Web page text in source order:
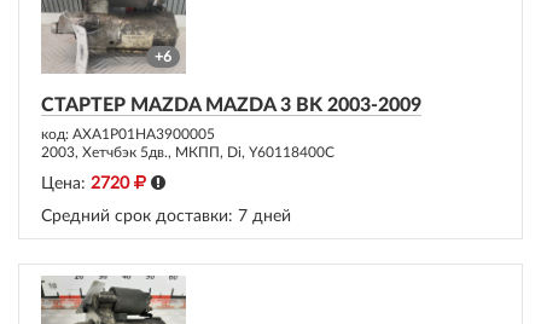
+6
СТАРТЕР MAZDA MAZDA 3 BK 2003-2009
код: AXA1P01HA3900005
2003, Хетчбэк 5дв., МКПП, Di, Y60118400C
Цена: 2720
Средний срок доставки: 7 дней